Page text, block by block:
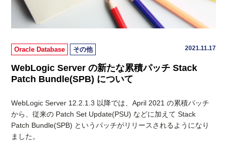
Oracle Database その他 2021.11.17
WebLogic Server の新たな累積パッチ Stack
Patch Bundle(SPB) について
WebLogic Server 12.2.1.3 以降では、April 2021 の累積パッチ
から、従来の Patch Set Update(PSU) などに加えて Stack
Patch Bundle(SPB) というパッチがリリースされるようになり
ました。